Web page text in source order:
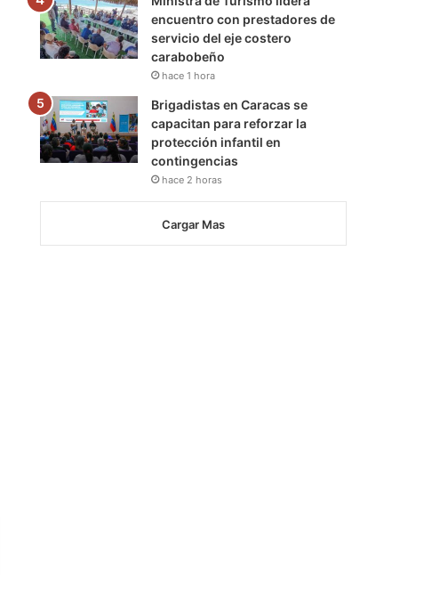
encuentro con prestadores de
servicio del eje costero
carabobeño
hace 1 hora
Brigadistas en Caracas se
capacitan para reforzar la
protección infantil en
contingencias
hace 2 horas
Cargar Mas